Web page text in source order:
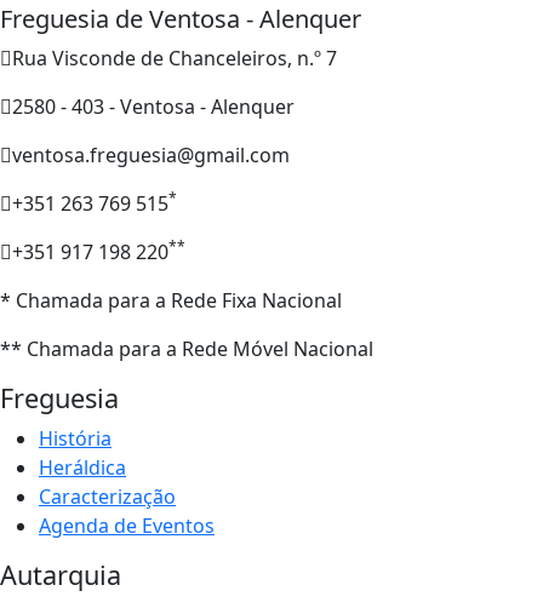
Freguesia de Ventosa - Alenquer
Rua Visconde de Chanceleiros, n.º 7
2580 - 403 - Ventosa - Alenquer
ventosa.freguesia@gmail.com
+351 263 769 515*
+351 917 198 220**
* Chamada para a Rede Fixa Nacional
** Chamada para a Rede Móvel Nacional
Freguesia
História
Heráldica
Caracterização
Agenda de Eventos
Autarquia